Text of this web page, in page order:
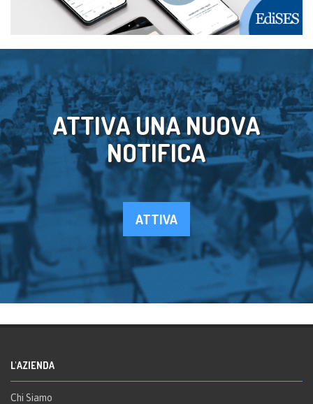
ATTIVA UNA NUOVA
NOTIFICA
ATTIVA
L'AZIENDA
Chi Siamo